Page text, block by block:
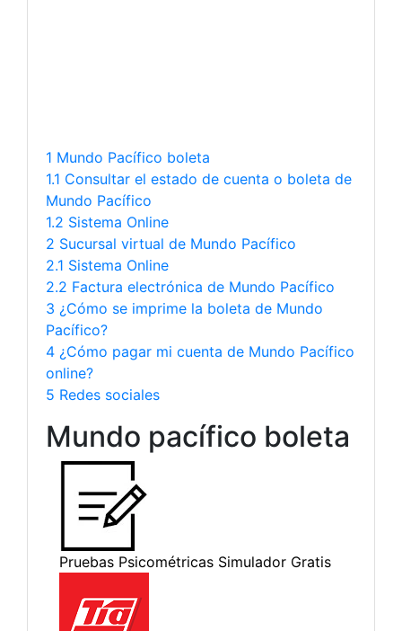
1 Mundo Pacífico boleta
1.1 Consultar el estado de cuenta o boleta de
Mundo Pacífico
1.2 Sistema Online
2 Sucursal virtual de Mundo Pacífico
2.1 Sistema Online
2.2 Factura electrónica de Mundo Pacífico
3 ¿Cómo se imprime la boleta de Mundo
Pacífico?
4 ¿Cómo pagar mi cuenta de Mundo Pacífico
online?
5 Redes sociales
Mundo pacífico boleta